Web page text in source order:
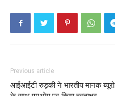
Previous article
आईआईटी रुड़की ने भारतीय मानक ब्यूरो